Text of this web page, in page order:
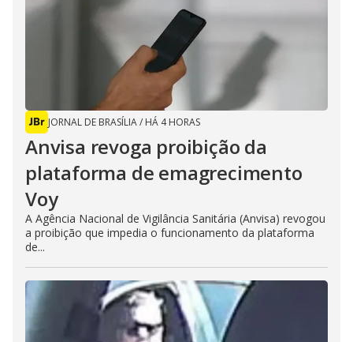
JORNAL DE BRASÍLIA/ HÁ 4 HORAS
Anvisa revoga proibição da
plataforma de emagrecimento
Voy
A Agência Nacional de Vigilância Sanitária (Anvisa) revogou
a proibição que impedia o funcionamento da plataforma
de...